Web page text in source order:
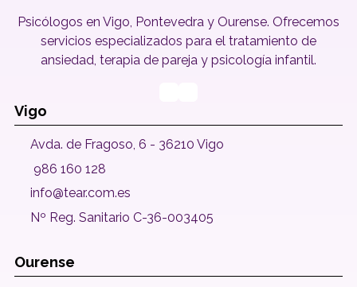
Psicólogos en Vigo, Pontevedra y Ourense. Ofrecemos
servicios especializados para el tratamiento de
ansiedad, terapia de pareja y psicología infantil.
Vigo
Avda. de Fragoso, 6 - 36210 Vigo
986 160 128
info@tear.com.es
Nº Reg. Sanitario C-36-003405
Ourense